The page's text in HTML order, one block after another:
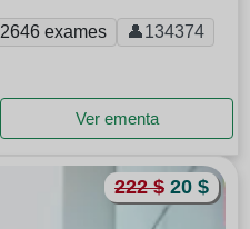
2646 exames 👤134374
Ver ementa
222 $ 20 $